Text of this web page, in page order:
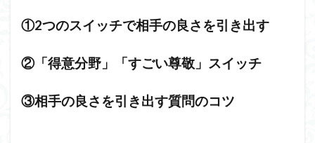
①2つのスイッチで相手の良さを引き出す
②「得意分野」「すごい尊敬」スイッチ
③相手の良さを引き出す質問のコツ